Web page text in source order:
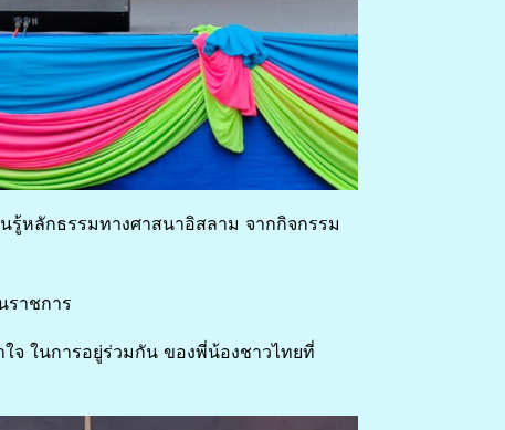
นรู้หลักธรรมทางศาสนาอิสลาม จากกิจกรรม
ราชการ
จ ในการอยู่ร่วมกัน ของพี่น้องชาวไทยที่